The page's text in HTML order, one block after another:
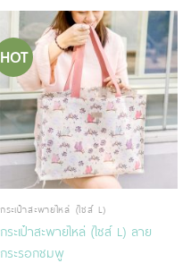
HOT
กระเป๋าสะพายไหล่ (ไซส์ L)
กระเป๋าสะพายไหล่ (ไซส์ L) ลาย
กระรอกชมพู